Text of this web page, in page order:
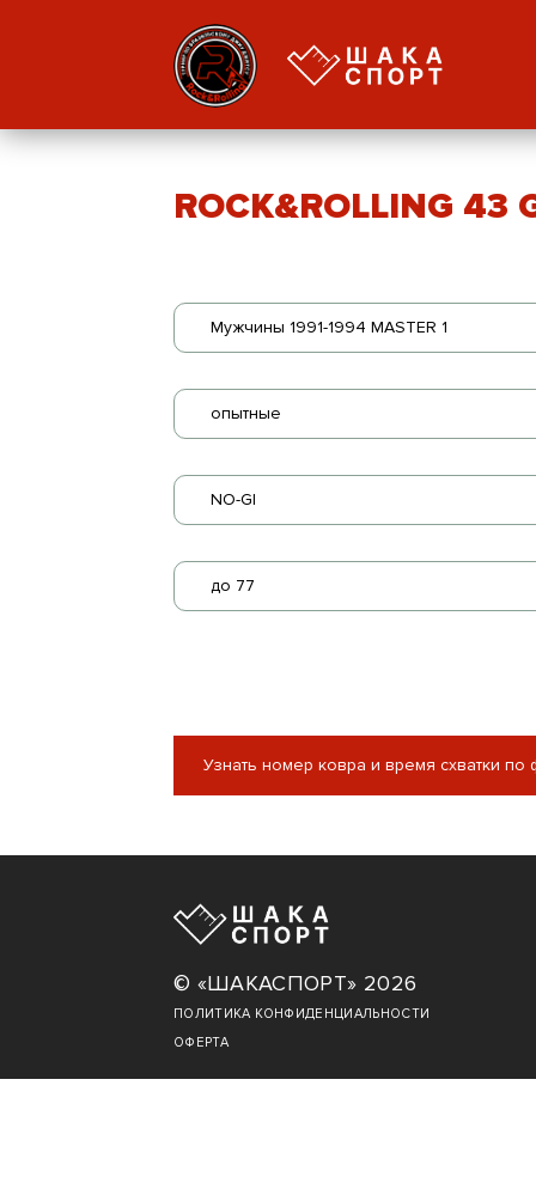
ROCK&ROLLING 43
Мужчины 1991-1994 MASTER 1
опытные
NO-GI
до 77
Узнать номер ковра и время схватки по
© «ШАКАСПОРТ» 2026
ПОЛИТИКА КОНФИДЕНЦИАЛЬНОСТИ
ОФЕРТА